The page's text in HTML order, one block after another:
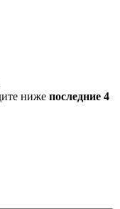
ниже последние 4